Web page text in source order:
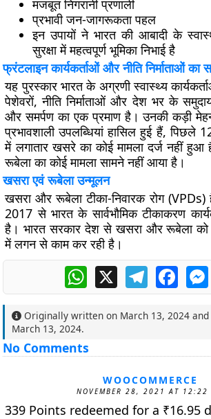
मजबूत निगरानी प्रणाली
प्रभावी जन-जागरूकता पहल
इन उपायों ने भारत की आबादी के
सुरक्षा में महत्वपूर्ण भूमिका निभाई है
फ्रंटलाइन कार्यकर्ताओं और नीति निर्माताओं का
यह पुरस्कार भारत के अग्रणी स्वास्थ्य
पेशेवरों, नीति निर्माताओं और देश भर के
और समर्पण का एक प्रमाण है। उनकी कड़ी
प्रभावशाली उपलब्धियां हासिल हुई हैं, पिछले
में लगातार खसरे का कोई मामला दर्ज नहीं
रूबेला का कोई मामला सामने नहीं आया है।
खसरा एवं रूबेला उन्मूलन
खसरा और रूबेला टीका-निवारक रोग
2017 से भारत केसार्वभौमिक टीकाकरण
है। भारत सरकार देश से खसरा और रूबेला को
में लगन से काम कर रही है।
WhatsApp
X Telegram
Originally written on March 13, 2024
March 13, 2024.
No Comments
WOOCOMMERCE
NOVEMBER 28, 2021 AT 12:22
339 Points redeemed for a ₹16.95